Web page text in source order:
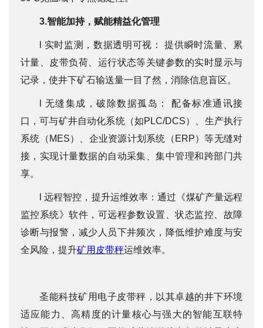
3.智能加持，赋能精益化管理
l 实时监测，数据透明可视： 提供瞬时流量、累
计量、皮带负荷、运行状态等关键参数的实时显示与
记录，使井下矿石输送量一目了然，消除信息盲区。
l 无缝集成，破除数据孤岛： 配备标准通讯接
口，可与矿井自动化系统（如PLC/DCS）、生产执行
系统（MES）、企业资源计划系统（ERP）等无缝对
接，实现计量数据的自动采集、集中管理和跨部门共
享。
l 远程智控，提升运维效率：通过《煤矿产量远程
监控系统》软件，可远程参数设置、状态监控、故障
诊断与报警，减少人员下井频次，降低维护难度与安
全风险，提升矿用皮带秤运维效率。
圣能科技矿用电子皮带秤，以其卓越的井下环境
适应能力、高精度的计量核心与强大的智能互联特